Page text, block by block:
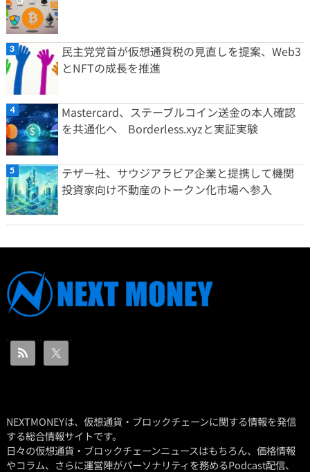
民主党党首が仮想通貨税の見直しを提案、Web3
とNFTの成長を推進
Mastercard、ステーブルコイン送金の本人確認
を共通化へ Borderless.xyzと実証実験
テザー社、サウジアラビア企業と提携して機関
投資家向け不動産のトークン化市場へ参入
NEXTMONEYは、仮想通貨・ブロックチェーンに関する情報を発信
する総合情報サイトです。
日々の仮想通貨・ブロックチェーンニュースはもちろん、価格情報
やコラム、さらに運営陣がパーソナリティを務めるPodcast配信、